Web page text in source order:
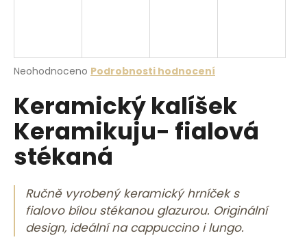
Průměrné hodnocení produktu je 0,0 z 5 hvězdiček.
Neohodnoceno Podrobnosti hodnocení
Keramický kalíšek
Keramikuju- fialová
stékaná
Ručně vyrobený keramický hrníček s
fialovo bílou stékanou glazurou. Originální
design, ideální na cappuccino i lungo.
í
t
o